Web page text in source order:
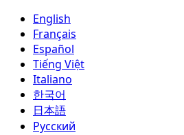
English
Français
Español
Tiếng Việt
Italiano
한국어
日本語
Русский